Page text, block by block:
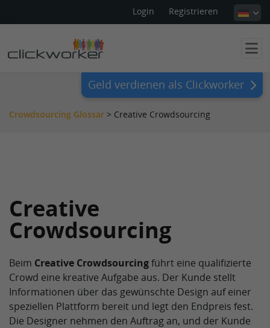
Login Registrieren
Geld verdienen als Clickworker
Crowdsourcing Glossar > Creative Crowdsourcing
Creative
Crowdsourcing
Beim Creative Crowdsourcingführt eine qualifizierte
Crowd eine kreative Aufgabe aus. Der Kunde stellt
Informationen über das gewünschte Design auf einer
speziellen Plattform bereit und legt den Endpreis fest.
Die Designer nehmen den Auftrag an, und der Kunde